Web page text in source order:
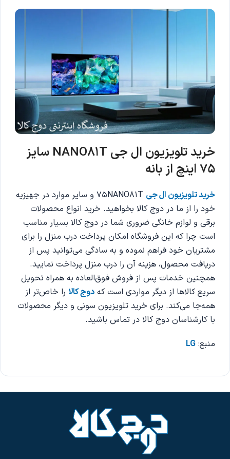
خرید تلویزیون ال جی NANO81T سایز
75 اینچ از بانه
خرید تلویزیون ال جی
75NANO81T و سایر موارد در جهیزیه
خود را از ما در دوج کالا بخواهید. خرید انواع محصولات
برقی و لوازم خانگی ضروری شما در دوج کالا بسیار مناسب
است چرا که این فروشگاه امکان پرداخت درب منزل را برای
مشتریان خود فراهم نموده و به سادگی می‌توانید پس از
دریافت محصول، هزینه آن را درب منزل پرداخت نمایید.
همچنین خدمات پس از فروش فوق‌العاده به همراه تحویل
سریع کالاها از دیگر مواردی است که دوج کالا را خاص‌تر از
همه‌جا می‌کند. برای خرید تلویزیون سونی و دیگر محصولات
با کارشناسان دوج کالا در تماس باشید.
منبع: LG